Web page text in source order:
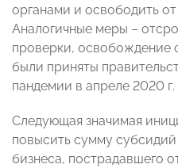
органами и освободить
Аналогичные меры –
проверки, освобождение
были приняты
пандемии в апреле 2020 г.
Следующая значимая
повысить сумму
бизнеса, пострадавшего